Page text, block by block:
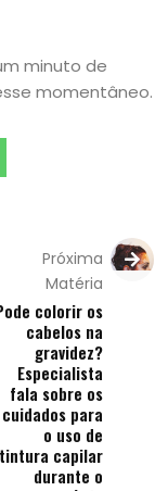
minuto de
momentâneo.
Próxima
Matéria
colorir os
cabelos na
gravidez?
Especialista
fala sobre os
cuidados para
o uso de
tintura capilar
durante o